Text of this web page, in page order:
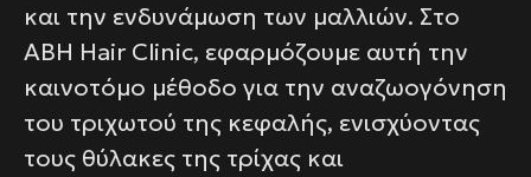
και την ενδυνάμωση των μαλλιών. Στο
ABH Hair Clinic, εφαρμόζουμε αυτή την
καινοτόμο μέθοδο για την αναζωογόνηση
του τριχωτού της κεφαλής, ενισχύοντας
τους θύλακες της τρίχας και